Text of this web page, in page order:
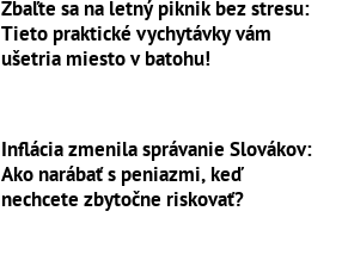
Zbaľte sa na letný piknik bez stresu:
Tieto praktické vychytávky vám
ušetria miesto v batohu!
Inflácia zmenila správanie Slovákov:
Ako narábať s peniazmi, keď
nechcete zbytočne riskovať?